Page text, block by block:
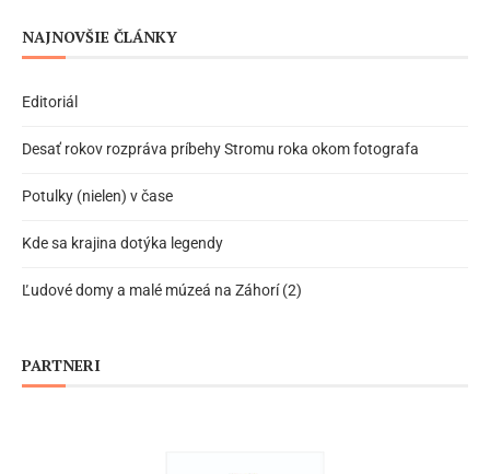
NAJNOVŠIE ČLÁNKY
Editoriál
Desať rokov rozpráva príbehy Stromu roka okom fotografa
Potulky (nielen) v čase
Kde sa krajina dotýka legendy
Ľudové domy a malé múzeá na Záhorí (2)
PARTNERI